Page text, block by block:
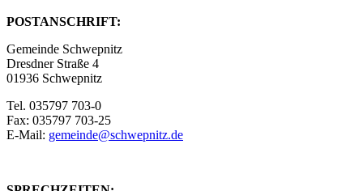
POSTANSCHRIFT:
Gemeinde Schwepnitz
Dresdner Straße 4
01936 Schwepnitz
Tel. 035797 703-0
Fax: 035797 703-25
E-Mail: gemeinde@schwepnitz.de